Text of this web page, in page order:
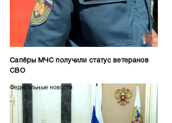
Сапёры МЧС получили статус ветеранов
СВО
Федеральные новости